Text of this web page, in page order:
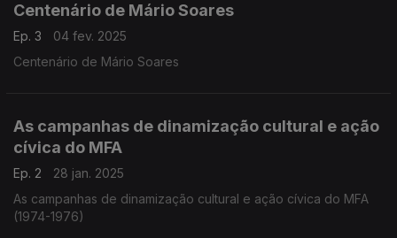
Centenário de Mário Soares
Ep. 3
04 fev. 2025
Centenário de Mário Soares
As campanhas de dinamização cultural e ação
cívica do MFA
Ep. 2
28 jan. 2025
As campanhas de dinamização cultural e ação cívica do MFA
(1974-1976)